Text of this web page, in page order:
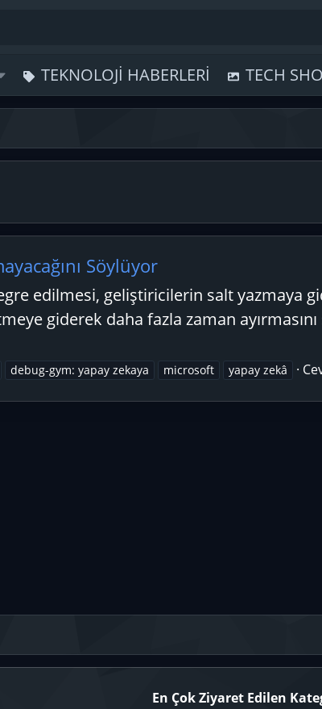
TEKNOLOJI HABERLERI TECH
Söylüyor
edilmesi, geliştiricilerin salt yazmaya
giderek daha fazla zaman
debug-gym: yapay zekaya microsoft yapay zekâ
En Çok Ziyaret Edilen